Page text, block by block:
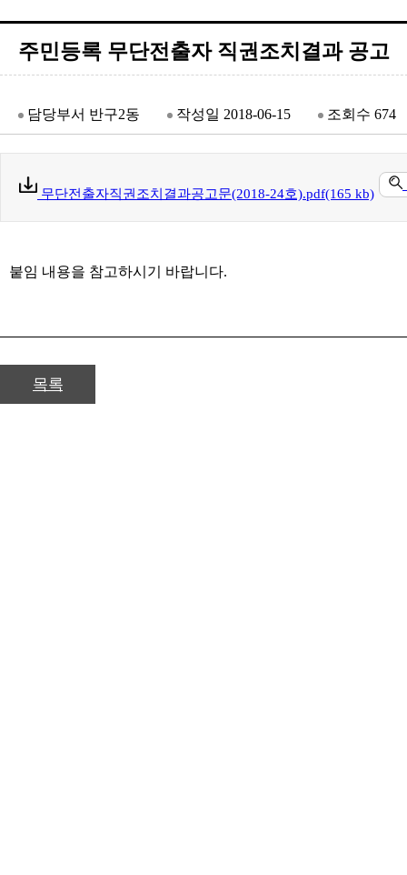
주민등록 무단전출자 직권조치결과 공고
담당부서 반구2동 작성일 2018-06-15 조회수 674
무단전출자직권조치결과공고문(2018-24호).pdf(165 kb)
붙임 내용을 참고하시기 바랍니다.
목록